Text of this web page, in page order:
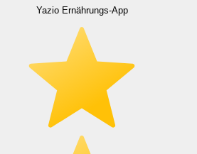
Yazio Ernährungs-App